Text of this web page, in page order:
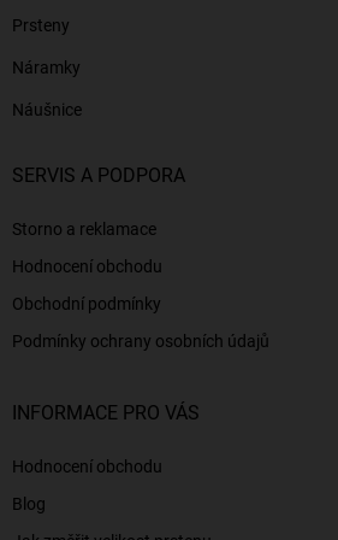
Prsteny
Náramky
Náušnice
SERVIS A PODPORA
Storno a reklamace
Hodnocení obchodu
Obchodní podmínky
Podmínky ochrany osobních údajů
INFORMACE PRO VÁS
Hodnocení obchodu
Blog